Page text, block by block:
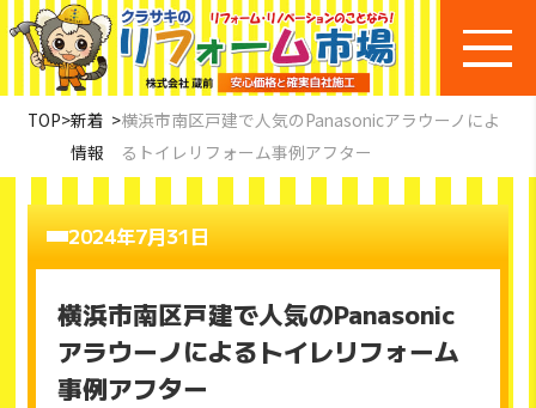
TOP>新着
情報
>横浜市南区戸建で人気のPanasonicアラウーノによ
るトイレリフォーム事例アフター
2024年7月31日
横浜市南区戸建で人気のPanasonic
アラウーノによるトイレリフォーム
事例アフター